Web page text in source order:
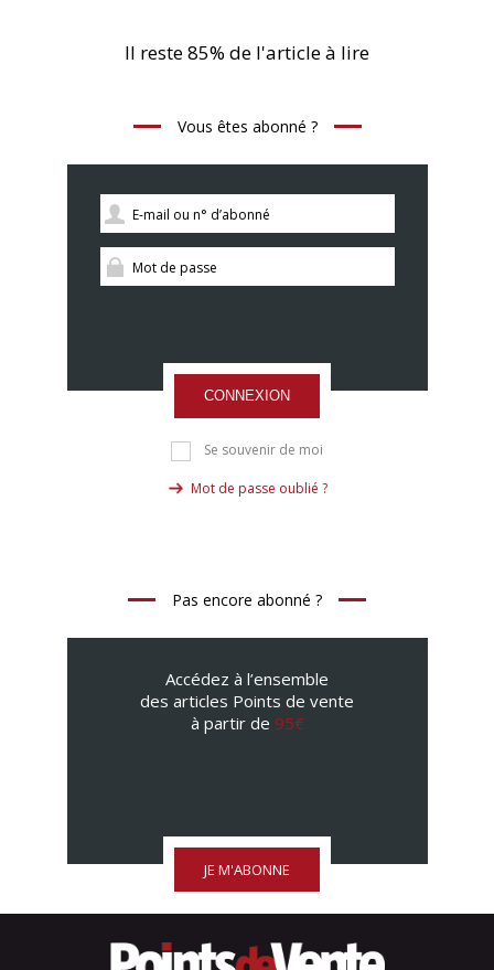
Il reste 85% de l'article à lire
Vous êtes abonné ?
CONNEXION
Se souvenir de moi
Mot de passe oublié ?
Pas encore abonné ?
Accédez à l’ensemble
des articles Points de vente
à partir de 95€
JE M'ABONNE